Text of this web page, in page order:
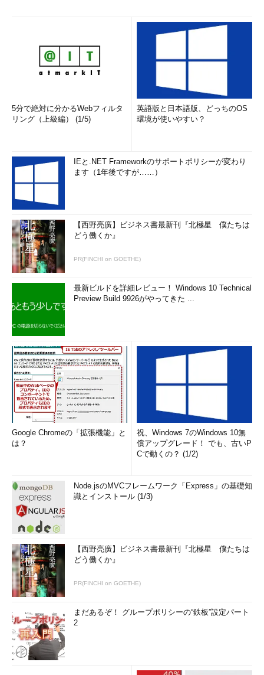
5分で絶対に分かるWebフィルタ
リング（上級編） (1/5)
英語版と日本語版、どっちのOS
環境が使いやすい？
IEと.NET Frameworkのサポートポリシーが変わり
ます（1年後ですが……）
【西野亮廣】ビジネス書最新刊『北極星 僕たちは
どう働くか』
PR(FINCHI on GOETHE)
最新ビルドを詳細レビュー！ Windows 10 Technical
Preview Build 9926がやってきた ...
Google Chromeの「拡張機能」と
は？
祝、Windows 7のWindows 10無
償アップグレード！ でも、古いP
Cで動くの？ (1/2)
Node.jsのMVCフレームワーク「Express」の基礎知
識とインストール (1/3)
【西野亮廣】ビジネス書最新刊『北極星 僕たちは
どう働くか』
PR(FINCHI on GOETHE)
まだあるぞ！ グループポリシーの“鉄板”設定パート
2